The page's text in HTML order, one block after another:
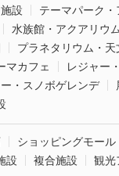
設
テーマパーク
水族館・アクアリウム
プラネタリウム・天
マカフェ
レジャー
・スノボゲレンデ
ショッピングモール
設
複合施設 観光